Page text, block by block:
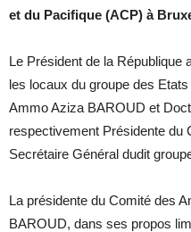
et du Pacifique (ACP) à
Le Président de la République
les locaux du groupe des
Ammo Aziza BAROUD et
respectivement Présidente du
Secrétaire Général dudit
La présidente du Comité des
BAROUD, dans ses propos